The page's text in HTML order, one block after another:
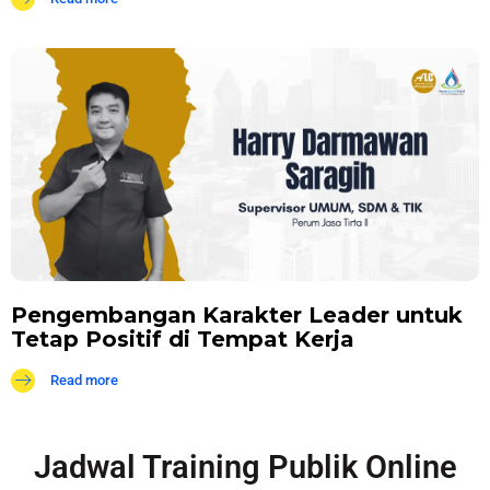
Pengembangan Karakter Leader untuk
Tetap Positif di Tempat Kerja
Read more
Jadwal Training Publik Online